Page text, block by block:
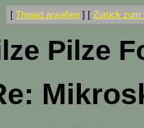
[ Thread ansehen ] [ Zurück zum
Pilze